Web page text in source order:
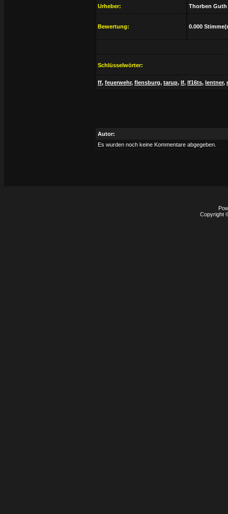
Urheber: Thorben Guth
Bewertung: 0.000
Schlüsselwörter:
ff, feuerwehr, flensburg, tarup, lf, lf16ts, lentner,
Autor:
Es wurden noch keine Kommentare abgegeben.
Copyright